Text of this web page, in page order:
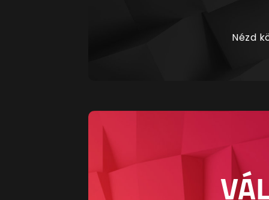
Nézd